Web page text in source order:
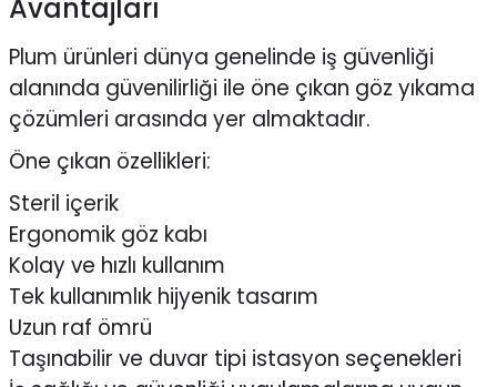
Avantajları
Plum ürünleri dünya genelinde iş güvenliği
alanında güvenilirliği ile öne çıkan göz yıkama
çözümleri arasında yer almaktadır.
Öne çıkan özellikleri:
Steril içerik
Ergonomik göz kabı
Kolay ve hızlı kullanım
Tek kullanımlık hijyenik tasarım
Uzun raf ömrü
Taşınabilir ve duvar tipi istasyon seçenekleri